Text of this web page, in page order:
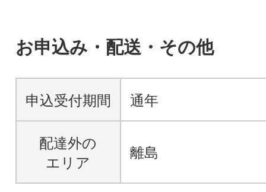
お申込み・配送・その他
申込受付期間 通年
配達外の
エリア
離島